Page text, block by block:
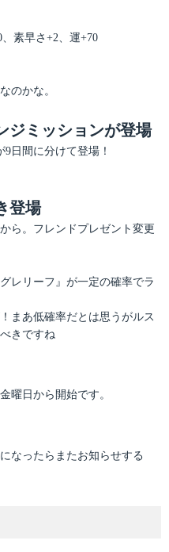
素早さ+2、運+70
のかな。
ジミッションが登場
日間に分けて登場！
登場
ら。フレンドプレゼント変更
レリーフ』が一定の確率でラ
まあ低確率だとは思うがルス
きですね
曜日から開始です。
なったらまたお知らせする